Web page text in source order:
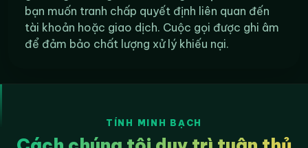
bạn muốn tranh chấp quyết định liên quan đến
tài khoản hoặc giao dịch. Cuộc gọi được ghi âm
để đảm bảo chất lượng xử lý khiếu nại.
TÍNH MINH BẠCH